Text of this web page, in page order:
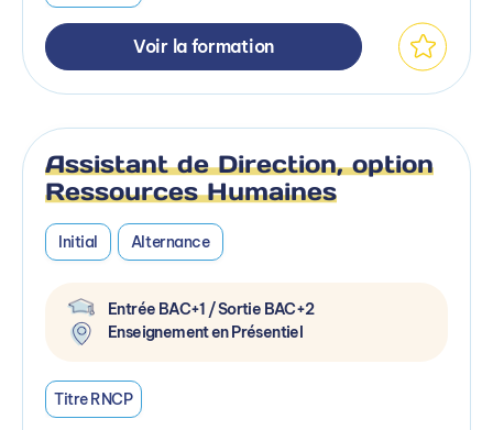
Voir la formation
Assistant de Direction, option
Ressources Humaines
Initial Alternance
Entrée BAC+1 / Sortie BAC+2
Enseignement en Présentiel
Titre RNCP